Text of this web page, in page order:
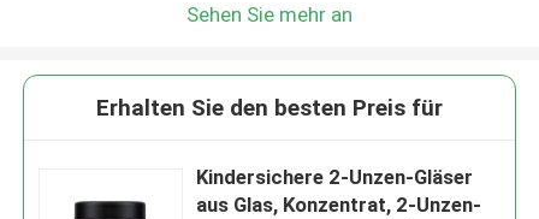
Sehen Sie mehr an
Erhalten Sie den besten Preis für
Kindersichere 2-Unzen-Gläser
aus Glas, Konzentrat, 2-Unzen-